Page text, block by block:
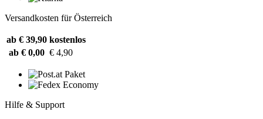
Versandkosten für Österreich
ab € 39,90 kostenlos
ab € 0,00 € 4,90
Hilfe & Support